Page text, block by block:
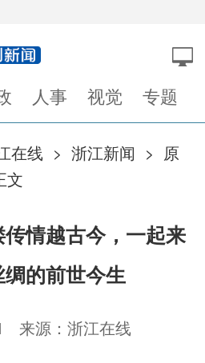
人事 视觉 专题
在线 > 浙江新闻 > 原
文
情越古今，一起来
的前世今生
来源：浙江在线